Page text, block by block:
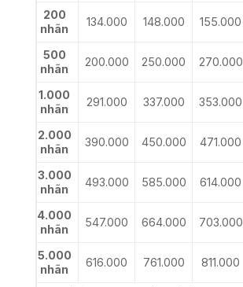
200
nhãn
134.000 148.000 155.000
500
nhãn
200.000 250.000 270.000
1.000
nhãn
291.000 337.000 353.000
2.000
nhãn
390.000 450.000 471.000
3.000
nhãn
493.000 585.000 614.000
4.000
nhãn
547.000 664.000 703.000
5.000
nhãn
616.000 761.000 811.000